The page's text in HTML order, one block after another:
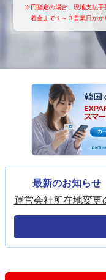
※円指定の場合、現地支払手
着金まで１～３営業日かか
最新のお知らせ
運営会社所在地変更